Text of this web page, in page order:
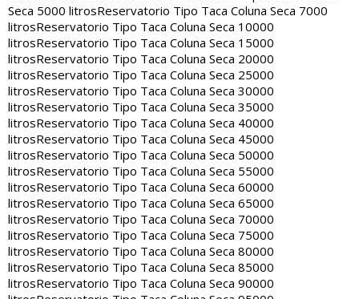
Seca 5000 litrosReservatorio Tipo Taca Coluna Seca 7000
litrosReservatorio Tipo Taca Coluna Seca 10000
litrosReservatorio Tipo Taca Coluna Seca 15000
litrosReservatorio Tipo Taca Coluna Seca 20000
litrosReservatorio Tipo Taca Coluna Seca 25000
litrosReservatorio Tipo Taca Coluna Seca 30000
litrosReservatorio Tipo Taca Coluna Seca 35000
litrosReservatorio Tipo Taca Coluna Seca 40000
litrosReservatorio Tipo Taca Coluna Seca 45000
litrosReservatorio Tipo Taca Coluna Seca 50000
litrosReservatorio Tipo Taca Coluna Seca 55000
litrosReservatorio Tipo Taca Coluna Seca 60000
litrosReservatorio Tipo Taca Coluna Seca 65000
litrosReservatorio Tipo Taca Coluna Seca 70000
litrosReservatorio Tipo Taca Coluna Seca 75000
litrosReservatorio Tipo Taca Coluna Seca 80000
litrosReservatorio Tipo Taca Coluna Seca 85000
litrosReservatorio Tipo Taca Coluna Seca 90000